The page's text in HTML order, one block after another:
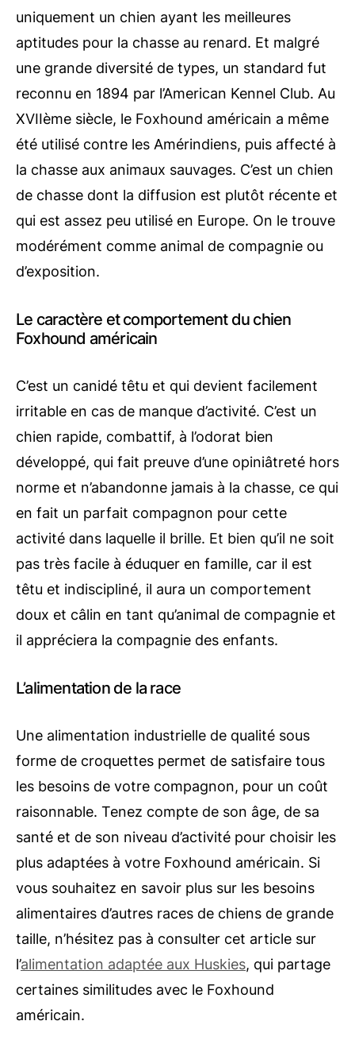
uniquement un chien ayant les meilleures
aptitudes pour la chasse au renard. Et malgré
une grande diversité de types, un standard fut
reconnu en 1894 par l’American Kennel Club. Au
XVIIème siècle, le Foxhound américain a même
été utilisé contre les Amérindiens, puis affecté à
la chasse aux animaux sauvages. C’est un chien
de chasse dont la diffusion est plutôt récente et
qui est assez peu utilisé en Europe. On le trouve
modérément comme animal de compagnie ou
d’exposition.
Le caractère et comportement du chien
Foxhound américain
C’est un canidé têtu et qui devient facilement
irritable en cas de manque d’activité. C’est un
chien rapide, combattif, à l’odorat bien
développé, qui fait preuve d’une opiniâtreté hors
norme et n’abandonne jamais à la chasse, ce qui
en fait un parfait compagnon pour cette
activité dans laquelle il brille. Et bien qu’il ne soit
pas très facile à éduquer en famille, car il est
têtu et indiscipliné, il aura un comportement
doux et câlin en tant qu’animal de compagnie et
il appréciera la compagnie des enfants.
L’alimentation de la race
Une alimentation industrielle de qualité sous
forme de croquettes permet de satisfaire tous
les besoins de votre compagnon, pour un coût
raisonnable. Tenez compte de son âge, de sa
santé et de son niveau d’activité pour choisir les
plus adaptées à votre Foxhound américain. Si
vous souhaitez en savoir plus sur les besoins
alimentaires d’autres races de chiens de grande
taille, n’hésitez pas à consulter cet article sur
l’alimentation adaptée aux Huskies, qui partage
certaines similitudes avec le Foxhound
américain.